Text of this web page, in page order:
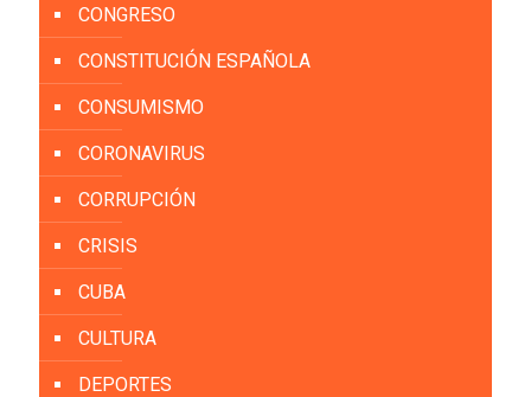
CONGRESO
CONSTITUCIÓN ESPAÑOLA
CONSUMISMO
CORONAVIRUS
CORRUPCIÓN
CRISIS
CUBA
CULTURA
DEPORTES